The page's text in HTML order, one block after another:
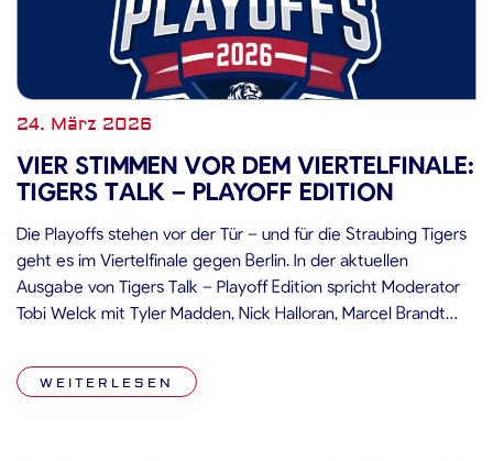
24. März 2026
VIER STIMMEN VOR DEM VIERTELFINALE:
TIGERS TALK – PLAYOFF EDITION
Die Playoffs stehen vor der Tür – und für die Straubing Tigers
geht es im Viertelfinale gegen Berlin. In der aktuellen
Ausgabe von Tigers Talk – Playoff Edition spricht Moderator
Tobi Welck mit Tyler Madden, Nick Halloran, Marcel Brandt
Dabei geben die vier Spieler Einblicke in die […]
WEITERLESEN